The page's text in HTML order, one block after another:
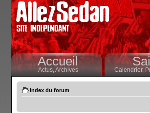
Accueil
Actus,Archives Calendrier,
Index du forum